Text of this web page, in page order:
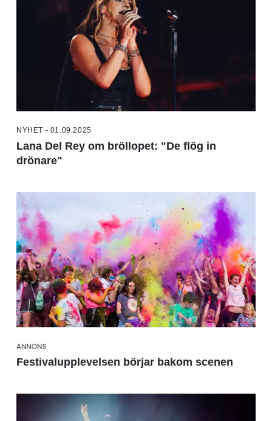
NYHET - 01.09.2025
Lana Del Rey om bröllopet: "De flög in
drönare"
Festivalupplevelsen börjar bakom scenen